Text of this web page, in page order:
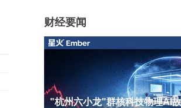
财经要闻
"杭州六小龙"群核科技物理AI